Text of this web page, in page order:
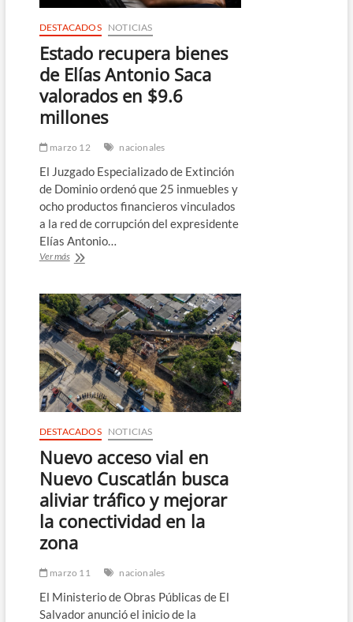
DESTACADOS NOTICIAS
Estado recupera bienes
de Elías Antonio Saca
valorados en $9.6
millones
marzo 12 nacionales
El Juzgado Especializado de Extinción
de Dominio ordenó que 25 inmuebles y
ocho productos financieros vinculados
a la red de corrupción del expresidente
Elías Antonio…
Ver másEstado
de
Elías
Antonio
Saca
valorados
en
$9.6
millones
DESTACADOS NOTICIAS
Nuevo acceso vial en
Nuevo Cuscatlán busca
aliviar tráfico y mejorar
la conectividad en la
zona
marzo 11 nacionales
El Ministerio de Obras Públicas de El
Salvador anunció el inicio de la